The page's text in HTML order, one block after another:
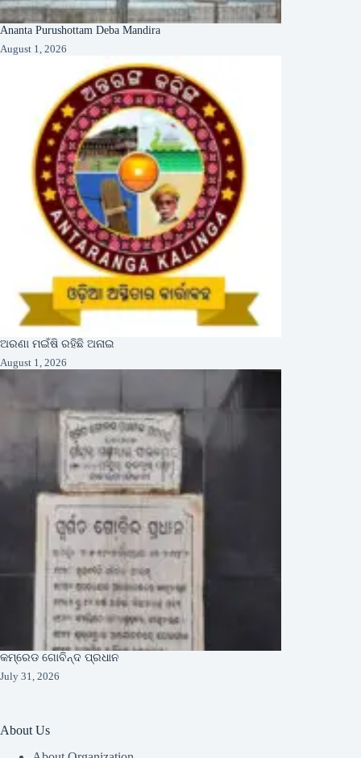
Ananta Purushottam Deba Mandira
August 1, 2026
ଅରଣା ମଇଁଷି ରହିଛି ଅନାଇ
August 1, 2026
କମ୍ରେଡ ଗୋବିନ୍ଦ ପ୍ରଧାନ
July 31, 2026
About Us